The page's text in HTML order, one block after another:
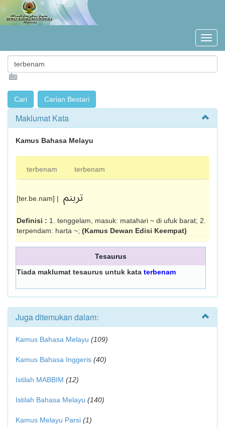
Maklumat Kata
Kamus Bahasa Melayu
terbenam terbenam
[ter.be.nam] | تربنم
Definisi : 1. tenggelam, masuk: matahari ~ di ufuk barat; 2.
terpendam: harta ~; (Kamus Dewan Edisi Keempat)
Tesaurus
Tiada maklumat tesaurus untuk kata terbenam
Juga ditemukan dalam:
Kamus Bahasa Melayu (109)
Kamus Bahasa Inggeris (40)
Istilah MABBIM (12)
Istilah Bahasa Melayu (140)
Kamus Melayu Parsi (1)